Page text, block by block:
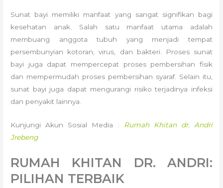
Sunat bayi memiliki manfaat yang sangat signifikan bagi
kesehatan anak. Salah satu manfaat utama adalah
membuang anggota tubuh yang menjadi tempat
persembunyian kotoran, virus, dan bakteri. Proses sunat
bayi juga dapat mempercepat proses pembersihan fisik
dan mempermudah proses pembersihan syaraf. Selain itu,
sunat bayi juga dapat mengurangi risiko terjadinya infeksi
dan penyakit lainnya.
Kunjungi Akun Sosial Media :
Rumah Khitan dr. Andri
Jrebeng
RUMAH KHITAN DR. ANDRI:
PILIHAN TERBAIK